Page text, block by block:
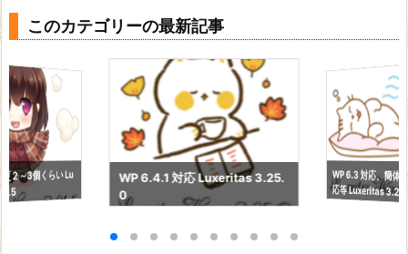
このカテゴリーの最新記事
２～3個くらい Lu
WP 6.4.1 対応 Luxeritas 3.25.
0
WP 6.3 対応、簡体
応等 Luxeritas